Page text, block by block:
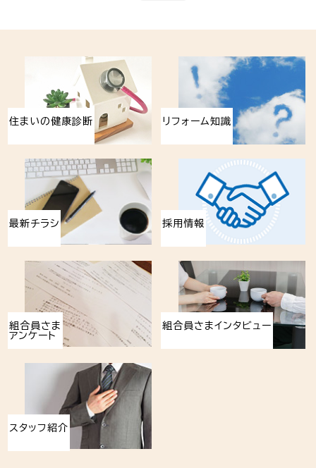
住まいの健康診断 リフォーム知識
最新チラシ 採用情報
組合員さま
アンケート
組合員さまインタビュー
スタッフ紹介